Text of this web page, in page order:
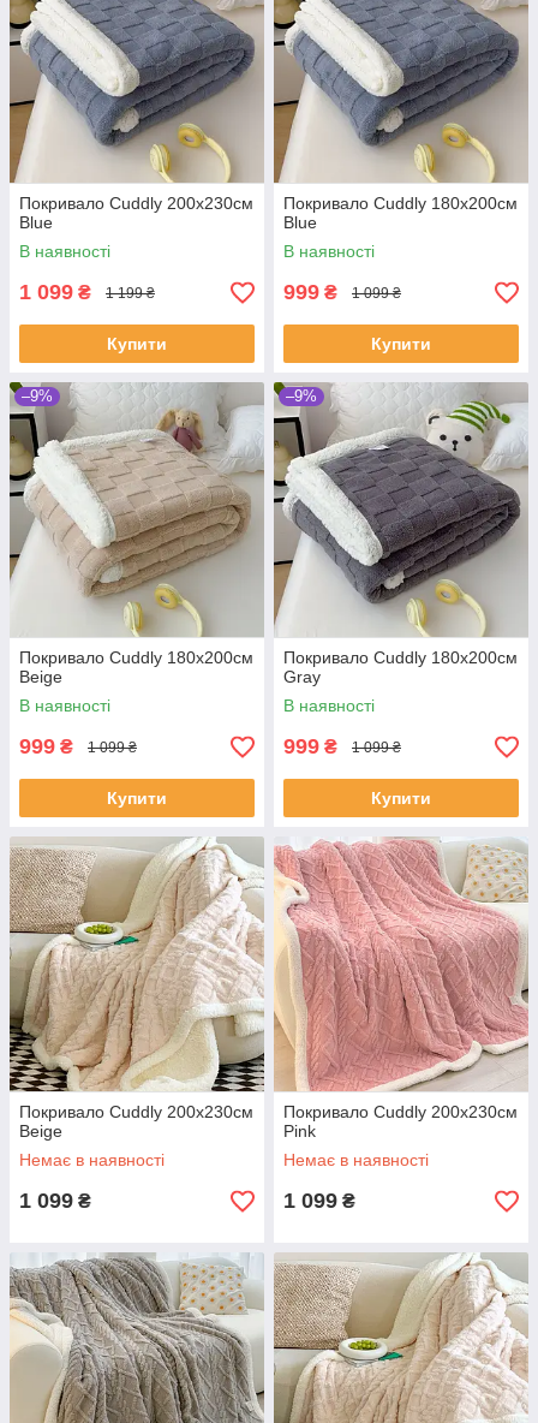
Покривало Cuddly 200х230см
Blue
В наявності
1 099 ₴ 1 199 ₴
Купити
Покривало Cuddly 180х200см
Blue
В наявності
999 ₴ 1 099 ₴
Купити
–9%
Покривало Cuddly 180х200см
Beige
В наявності
999 ₴ 1 099 ₴
Купити
–9%
Покривало Cuddly 180х200см
Gray
В наявності
999 ₴ 1 099 ₴
Купити
Покривало Cuddly 200х230см
Beige
Немає в наявності
1 099 ₴
Покривало Cuddly 200х230см
Pink
Немає в наявності
1 099 ₴